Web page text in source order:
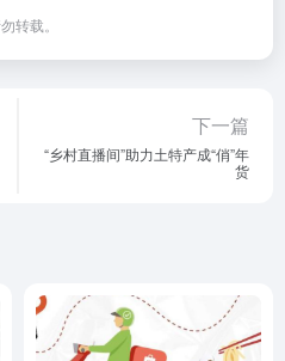
转载。
下一篇
“乡村直播间”助力土特产成“俏”年
货